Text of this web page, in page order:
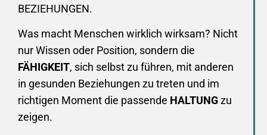
BEZIEHUNGEN.
Was macht Menschen wirklich wirksam? Nicht
nur Wissen oder Position, sondern die
FÄHIGKEIT, sich selbst zu führen, mit anderen
in gesunden Beziehungen zu treten und im
richtigen Moment die passende HALTUNGzu
zeigen.